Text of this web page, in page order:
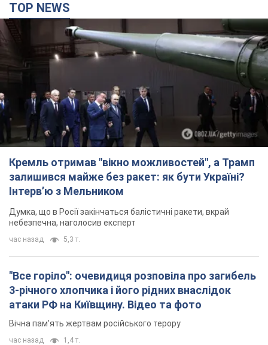
TOP NEWS
Кремль отримав "вікно можливостей", а Трамп
залишився майже без ракет: як бути Україні?
Інтерв’ю з Мельником
Думка, що в Росії закінчаться балістичні ракети, вкрай
небезпечна, наголосив експерт
час назад 5,3 т.
"Все горіло": очевидиця розповіла про загибель
3-річного хлопчика і його рідних внаслідок
атаки РФ на Київщину. Відео та фото
Вічна пам'ять жертвам російського терору
час назад 1,4 т.